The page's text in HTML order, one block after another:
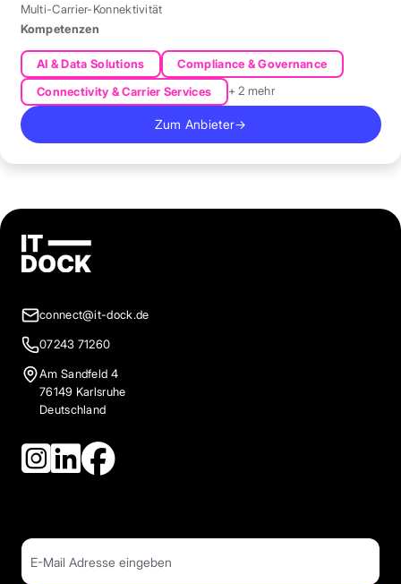
Multi-Carrier-Konnektivität
Kompetenzen
AI & Data Solutions
Compliance & Governance
Connectivity & Carrier Services
+ 2 mehr
Zum Anbieter→
connect@it-dock.de
07243 71260
Am Sandfeld 4
76149 Karlsruhe
Deutschland